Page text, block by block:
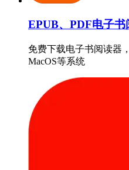
EPUB、PDF电子书
免费下载电子书阅读器
MacOS等系统